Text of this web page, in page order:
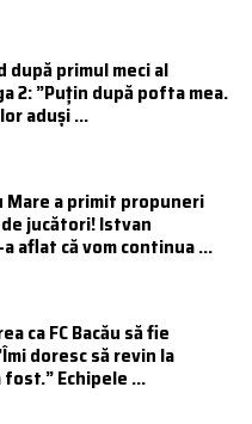
după primul meci al
2: ”Puțin după pofta mea.
aduși ...
Mare a primit propuneri
jucători! Istvan
a aflat că vom continua ...
ca FC Bacău să fie
doresc să revin la
Echipele ...